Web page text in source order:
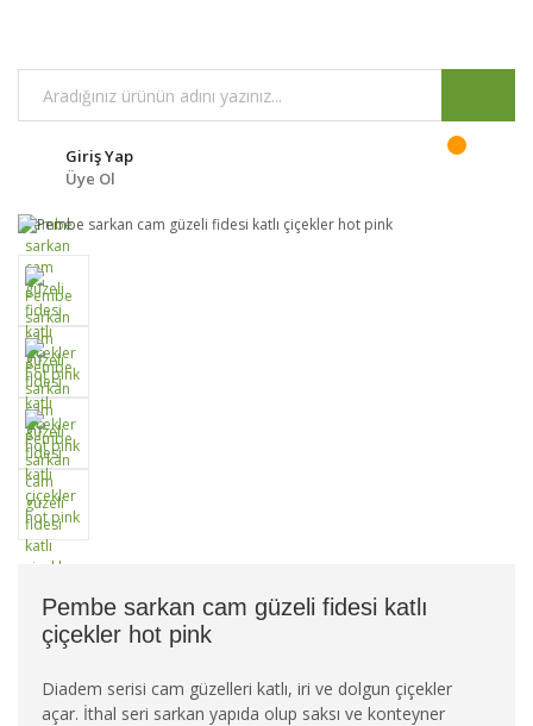
Giriş Yap
Üye Ol
Pembe sarkan cam güzeli fidesi katlı
çiçekler hot pink
Diadem serisi cam güzelleri katlı, iri ve dolgun çiçekler
açar. İthal seri sarkan yapıda olup saksı ve konteyner